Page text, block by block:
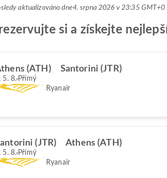
aktualizováno dne4. srpna 2026 v 23:35 GMT+0
si a získejte
(ATH) Santorini (JTR)
5. 8. Přímý
Ryanair
(JTR) Athens (ATH)
5. 8. Přímý
Ryanair